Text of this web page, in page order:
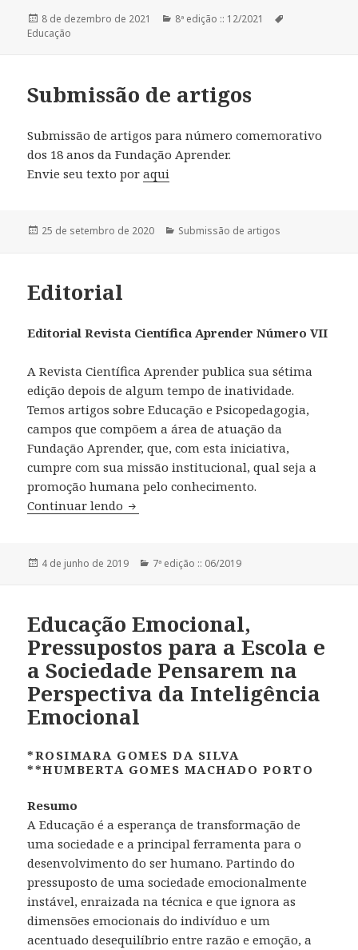
Publicado
em
8 de dezembro de 2021 Categorias
8ª edição :: 12/2021
Educação
Submissão de artigos
Submissão de artigos para número comemorativo
dos 18 anos da Fundação Aprender.
Envie seu texto poraqui
Publicado
25 de setembro de 2020 Categorias
Submissão de artigos
Editorial
Editorial Revista Científica Aprender Número VII
A Revista Científica Aprender publica sua sétima
edição depois de algum tempo de inatividade.
Temos artigos sobre Educação e Psicopedagogia,
campos que compõem a área de atuação da
Fundação Aprender, que, com esta iniciativa,
cumpre com sua missão institucional, qual seja a
promoção humana pelo conhecimento.
Continuar lendo Editorial
Publicado
4 de junho de 2019 Categorias
7ª edição :: 06/2019
Educação Emocional,
Pressupostos para a Escola e
a Sociedade Pensarem na
Perspectiva da Inteligência
Emocional
*ROSIMARA GOMES DA SILVA
**HUMBERTA GOMES MACHADO PORTO
Resumo
A Educação é a esperança de transformação de
uma sociedade e a principal ferramenta para o
desenvolvimento do ser humano. Partindo do
pressuposto de uma sociedade emocionalmente
instável, enraizada na técnica e que ignora as
dimensões emocionais do indivíduo e um
acentuado desequilíbrio entre razão e emoção, a